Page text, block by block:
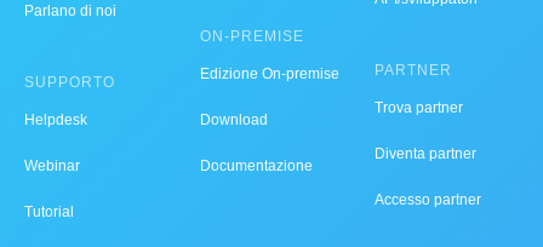
Parlano di noi
SUPPORTO
Helpdesk
Webinar
Tutorial
ON-PREMISE
Edizione On-premise
Download
Documentazione
PARTNER
Trova partner
Diventa partner
Accesso partner